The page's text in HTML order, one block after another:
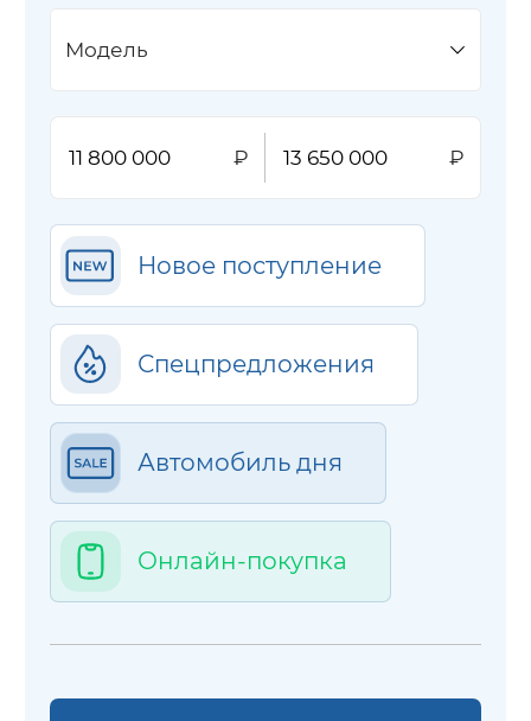
Модель
Новое поступление
Спецпредложения
Автомобиль дня
Онлайн-покупка